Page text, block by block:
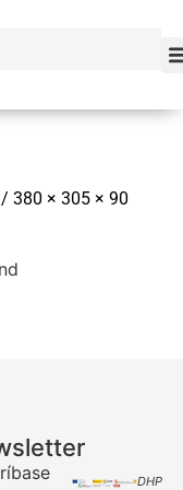
380 × 305 × 90
DHP